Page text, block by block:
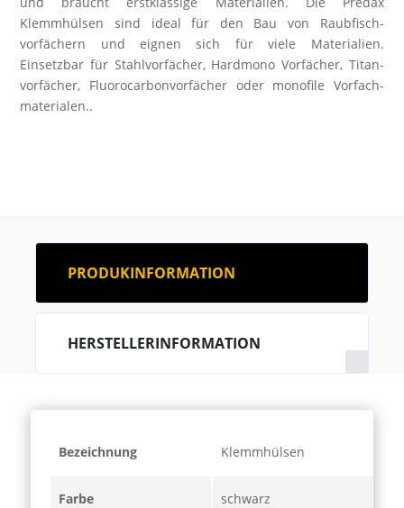
Klemmhülsen sind ideal für den Bau von Raubfisch­
vorfächern und eignen sich für viele Materialien.
Einsetzbar für Stahl­vorfächer, Hardmono Vorfächer, Titan­
vorfächer, Fluorocarbonvorfächer oder monofile Vorfach­
materialen..
Bezeichnung Klemmhülsen
Farbe schwarz
PRODUKINFORMATION
HERSTELLERINFORMATION